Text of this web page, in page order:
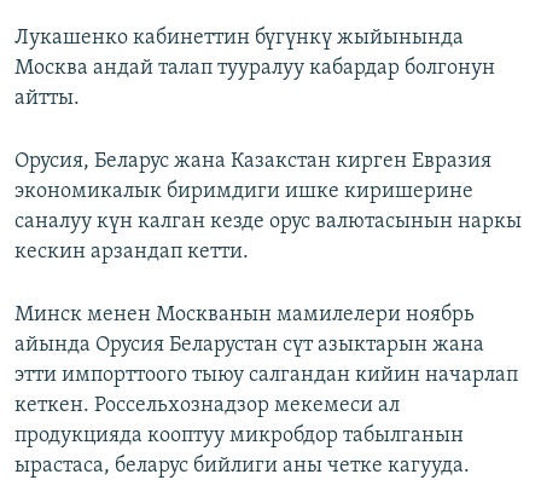
Лукашенко кабинеттин бүгүнкү жыйынында
Москва андай талап тууралуу кабардар болгонун
айтты.
Орусия, Беларус жана Казакстан кирген Евразия
экономикалык биримдиги ишке киришерине
саналуу күн калган кезде орус валютасынын наркы
кескин арзандап кетти.
Минск менен Москванын мамилелери ноябрь
айында Орусия Беларустан сүт азыктарын жана
этти импорттоого тыюу салгандан кийин начарлап
кеткен. Россельхознадзор мекемеси ал
продукцияда кооптуу микробдор табылганын
ырастаса, беларус бийлиги аны четке кагууда.